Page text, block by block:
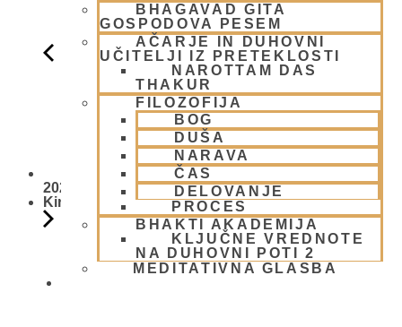
BHAGAVAD GITA
GOSPODOVA PESEM
AČARJE IN DUHOVNI
UČITELJI IZ PRETEKLOSTI
NAROTTAM DAS
THAKUR
FILOZOFIJA
BOG
DUŠA
NARAVA
ČAS
DELOVANJE
PROCES
BHAKTI AKADEMIJA
KLJUČNE VREDNOTE
NA DUHOVNI POTI 2
MEDITATIVNA GLASBA
2026
Kirtan Delavnica